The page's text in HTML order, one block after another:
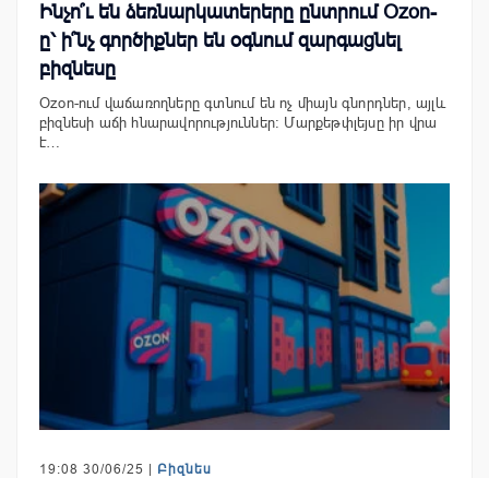
Ինչո՞ւ են ձեռնարկատերերը ընտրում Ozon-
ը՝ ի՞նչ գործիքներ են օգնում զարգացնել
բիզնեսը
Ozon-ում վաճառողները գտնում են ոչ միայն գնորդներ, այլև
բիզնեսի աճի հնարավորություններ: Մարքեթփլեյսը իր վրա
է…
19:08 30/06/25 | Բիզնես